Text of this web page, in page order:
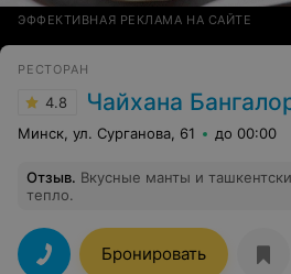
ЭФФЕКТИВНАЯ РЕКЛАМА НА САЙТЕ
РЕСТОРАН
4.8 Чайхана
Минск, ул. Сурганова, 61 до 00:00
Отзыв. Вкусные манты и
тепло.
Бронировать